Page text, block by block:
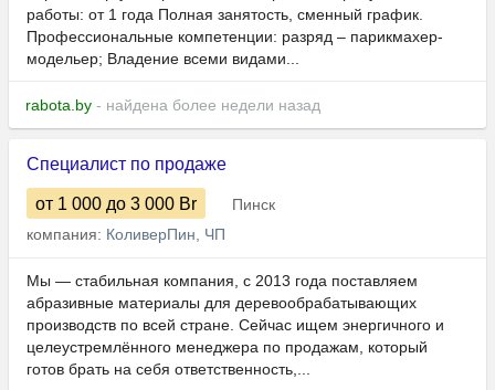
работы: от 1 года Полная занятость, сменный график.
Профессиональные компетенции: разряд – парикмахер-
модельер; Владение всеми видами...
rabota.by - найдена более недели назад
Специалист по продаже
от 1 000 до 3 000 Br
Пинск
компания: КоливерПин, ЧП
Мы — стабильная компания, с 2013 года поставляем
абразивные материалы для деревообрабатывающих
производств по всей стране. Сейчас ищем энергичного и
целеустремлённого менеджера по продажам, который
готов брать на себя ответственность,...